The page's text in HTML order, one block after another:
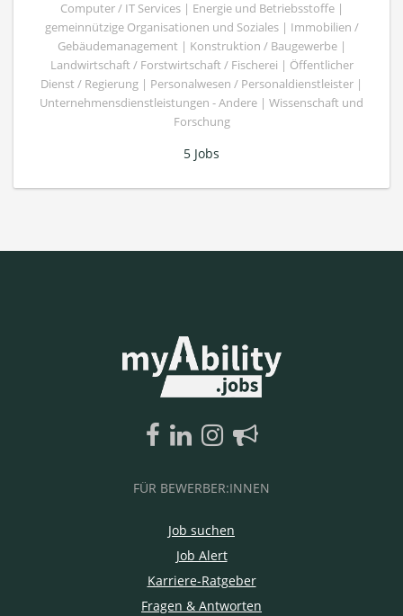
Computer / IT Services | Energie und Betriebsstoffe |
gemeinnützige Organisationen und Soziales | Immobilien /
Gebäudemanagement | Konstruktion / Baugewerbe |
Landwirtschaft / Forstwirtschaft / Fischerei | Öffentlicher
Dienst / Regierung | Personalwesen / Personaldienstleister |
Unternehmensdienstleistungen - Andere | Wissenschaft und
Forschung
5 Jobs
FÜR BEWERBER:INNEN
Job suchen
Job Alert
Karriere-Ratgeber
Fragen & Antworten